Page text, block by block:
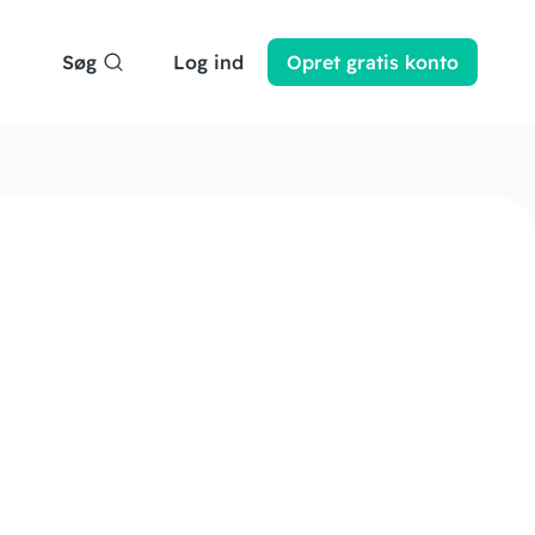
Søg Log ind Opret gratis konto